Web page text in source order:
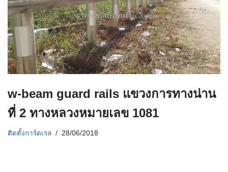
w-beam guard rails แขวงการทางน่าน
ที่ 2 ทางหลวงหมายเลข 1081
ติดตั้งการ์ดเรล 28/06/2018